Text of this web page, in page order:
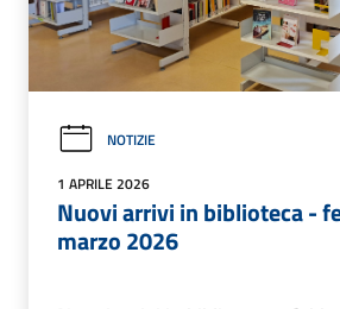
NOTIZIE
1 APRILE 2026
Nuovi arrivi in biblioteca -
marzo 2026